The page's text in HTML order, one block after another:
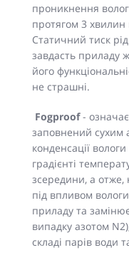
проникнення
протягом 3
Статичний тиск
завдасть приладу
його
не страшні.
Fogproof-
заповнений сухим
конденсації
градієнті
зсередини, а отже,
під впливом
приладу та
випадку азотом
складі парів води